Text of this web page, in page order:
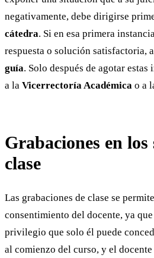
negativamente, debe dirigirse
cátedra. Si en esa primera
respuesta o solución satisfactoria,
guía. Solo después de agotar
a la Vicerrectoría Académica o a
Grabaciones en los
clase
Las grabaciones de clase se
consentimiento del docente, ya
privilegio que solo él puede
al comienzo del curso, y el